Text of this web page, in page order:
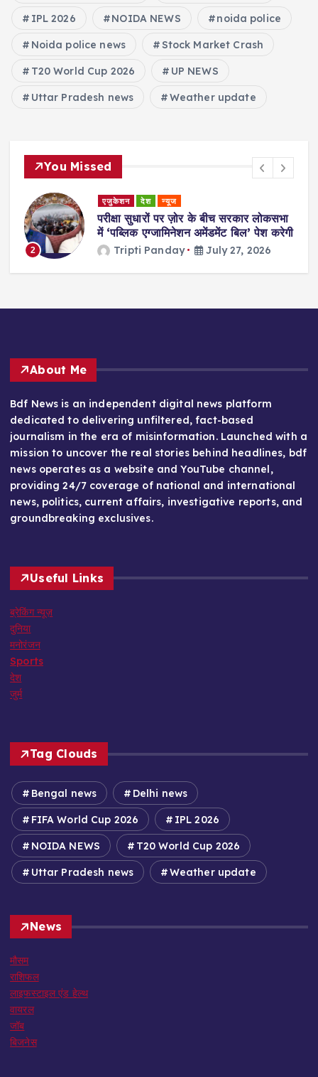
IPL 2026 NOIDA NEWS noida police
Noida police news Stock Market Crash
T20 World Cup 2026 UP NEWS
Uttar Pradesh news Weather update
You Missed
एजुकेशन देश
परीक्षा सुधारों पर ज़ोर के बीच सरकार लोकसभा
में ‘पब्लिक एग्जामिनेशन अमेंडमेंट बिल’ पेश करेगी
Tripti Panday July 27, 2026 3
About Me
Bdf News is an independent digital news platform
dedicated to delivering unfiltered, fact-based
journalism in the era of misinformation. Launched with a
mission to uncover the real stories behind headlines, bdf
news operates as a website and YouTube channel,
providing 24/7 coverage of national and international
news, politics, current affairs, investigative reports, and
groundbreaking exclusives.
Useful Links
ब्रेकिंग न्यूज़
दुनिया
मनोरंजन
Sports
देश
जुर्म
Tag Clouds
Bengal news Delhi news
FIFA World Cup 2026 IPL 2026
NOIDA NEWS T20 World Cup 2026
Uttar Pradesh news Weather update
News
मौसम
राशिफल
लाइफस्टाइल एंड हेल्थ
वायरल
जॉब
बिजनेस